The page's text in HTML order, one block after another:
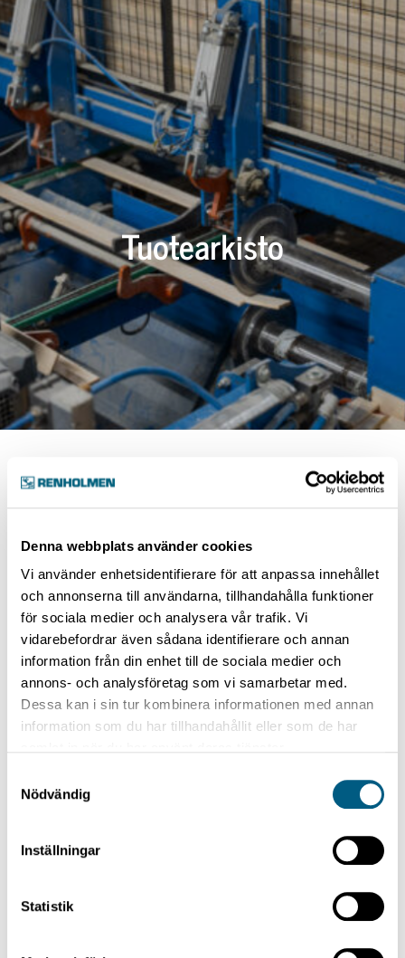
Denna webbplats använder cookies
Vi använder enhetsidentifierare för att anpassa innehållet
och annonserna till användarna, tillhandahålla funktioner
för sociala medier och analysera vår trafik. Vi
vidarebefordrar även sådana identifierare och annan
information från din enhet till de sociala medier och
annons- och analysföretag som vi samarbetar med.
Dessa kan i sin tur kombinera informationen med annan
information som du har tillhandahållit eller som de har
Nödvändig
Inställningar
Statistik
Tuotearkisto
Luokat:
Tuorelajittelu
TriAx-Trimmeri
TriAx-Trimmeri